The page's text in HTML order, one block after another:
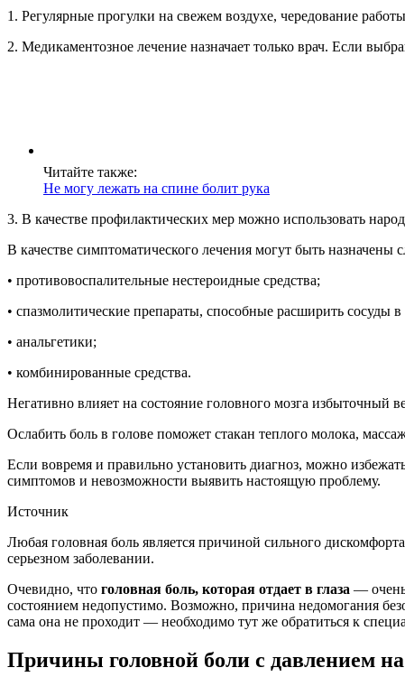
1. Регулярные прогулки на свежем воздухе, чередование
2. Медикаментозное лечение назначает только врач. Если
Читайте также:
Не могу лежать на спине болит рука
3. В качестве профилактических мер можно использовать
В качестве симптоматического лечения могут быть
• противовоспалительные нестероидные средства;
• спазмолитические препараты, способные расширить сосуды
• анальгетики;
• комбинированные средства.
Негативно влияет на состояние головного мозга избыточный
Ослабить боль в голове поможет стакан теплого молока,
Если вовремя и правильно установить диагноз, можно
симптомов и невозможности выявить настоящую проблему.
Источник
Любая головная боль является причиной сильного
серьезном заболевании.
Очевидно, что головная боль, которая отдает в глаза — очень
состоянием недопустимо. Возможно, причина недомогания
сама она не проходит — необходимо тут же обратиться к
Причины головной боли с давлением на